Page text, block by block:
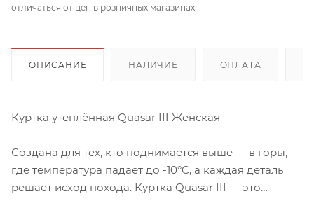
отличаться от цен в розничных магазинах
ОПИСАНИЕ НАЛИЧИЕ ОПЛАТА
Куртка утеплённая Quasar III Женская
Создана для тех, кто поднимается выше — в горы,
где температура падает до -10°C, а каждая деталь
решает исход похода. Куртка Quasar III — это